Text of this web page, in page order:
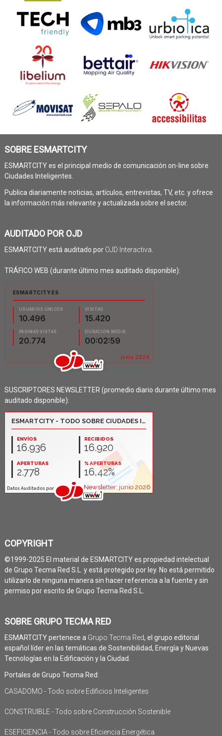
SOBRE ESMARTCITY
ESMARTCITY es el principal medio de comunicación on-line sobre
Ciudades Inteligentes.
Publica diariamente noticias, artículos, entrevistas, TV, etc. y ofrece
la información más relevante y actualizada sobre el sector.
AUDITADO POR OJD
ESMARTCITY está auditado por OJD Interactiva
TRÁFICO WEB (durante último mes auditado disponible):
SUSCRIPTORES NEWSLETTER (promedio diario durante último mes
auditado disponible):
COPYRIGHT
©1999-2025 El material de ESMARTCITY es propiedad intelectual
de Grupo Tecma Red S.L. y está protegido por ley. No está permitido
utilizarlo de ninguna manera sin hacer referencia a la fuente y sin
permiso por escrito de Grupo Tecma Red S.L.
SOBRE GRUPO TECMA RED
ESMARTCITY pertenece a Grupo Tecma Red, el grupo editorial
español líder en las temáticas de Sostenibilidad, Energía y Nuevas
Tecnologías en la Edificación y la Ciudad.
Portales de Grupo Tecma Red:
CASADOMO - Todo sobre Edificios Inteligentes
CONSTRUIBLE - Todo sobre Construcción Sostenible
ESEFICIENCIA - Todo sobre Eficiencia Energética